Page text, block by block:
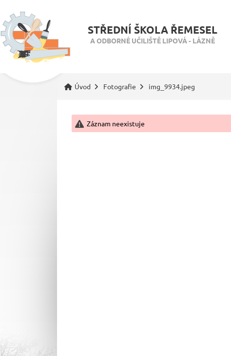
STŘEDNÍ ŠKOLA ŘEMESEL
A ODBORNÉ UČILIŠTĚ LIPOVÁ - LÁZNĚ
Úvod Fotografie img_9934.jpeg
Záznam neexistuje